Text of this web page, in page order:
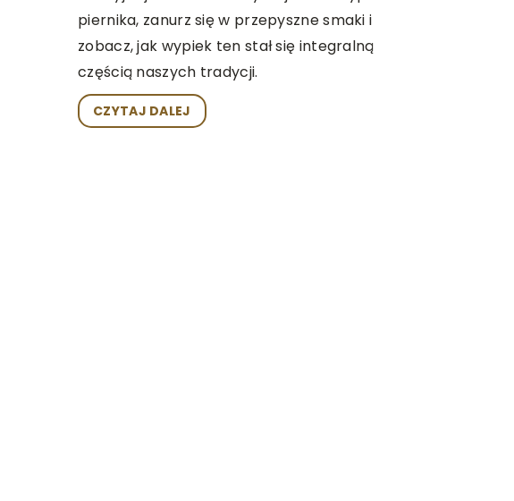
piernika, zanurz się w przepyszne smaki i
zobacz, jak wypiek ten stał się integralną
częścią naszych tradycji.
CZYTAJ DALEJ
które pomogą Ci grać w ulubione tytuły
bez dodatkowych kosztów.